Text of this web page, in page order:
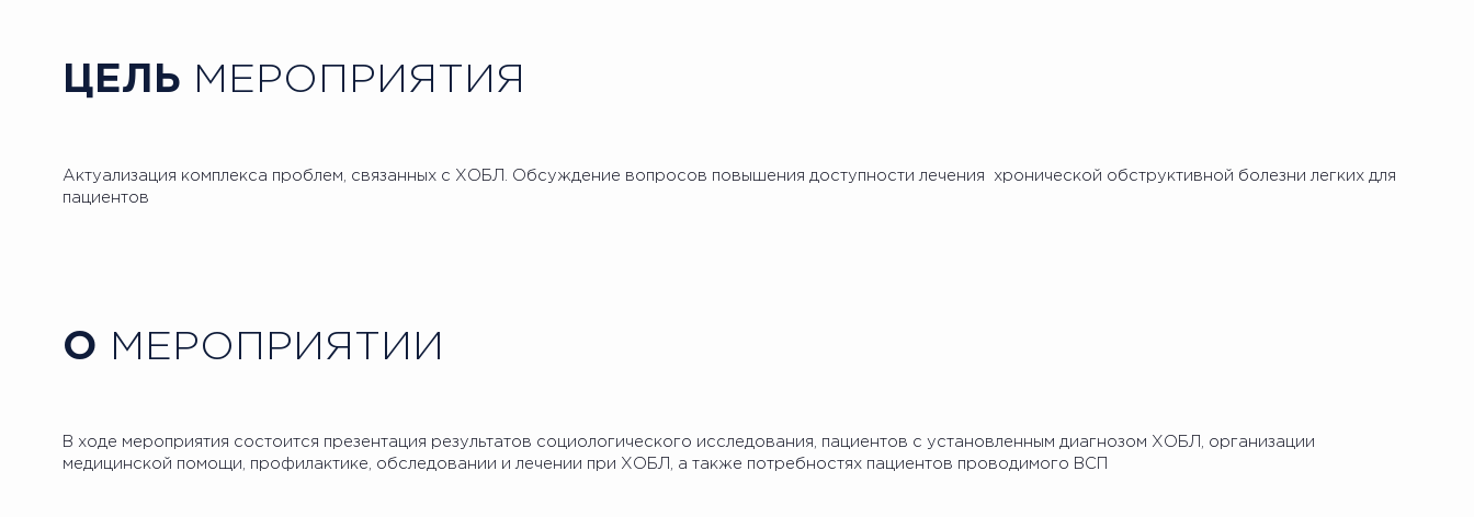
ЦЕЛЬ МЕРОПРИЯТИЯ
Актуализация комплекса проблем, связанных с ХОБЛ. Обсуждение вопросов повышения доступности лечения хронической обструктивной болезни легких для
пациентов
О МЕРОПРИЯТИИ
В ходе мероприятия состоится презентация результатов социологического исследования, пациентов с установленным диагнозом ХОБЛ, организации
медицинской помощи, профилактике, обследовании и лечении при ХОБЛ, а также потребностях пациентов проводимого ВСП